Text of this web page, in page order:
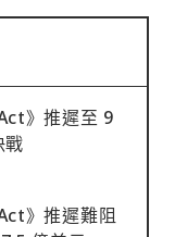
》推遲至 9
戰
》推遲難阻